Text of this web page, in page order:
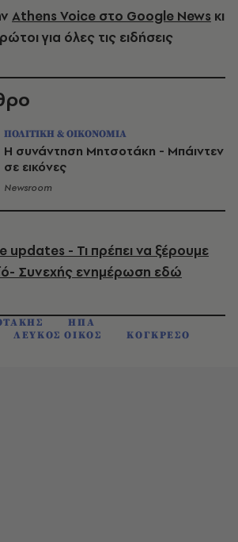
Athens Voice στο Google News κι
για όλες τις ειδήσεις
ΠΟΛΙΤΙΚΗ & ΟΙΚΟΝΟΜΙΑ
Η συνάντηση Μητσοτάκη - Μπάιντεν
σε εικόνες
Newsroom
- Τι πρέπει να ξέρουμε
Συνεχής ενημέρωση εδώ
ΗΠΑ
ΛΕΥΚΟΣ ΟΙΚΟΣ ΚΟΓΚΡΕΣΟ